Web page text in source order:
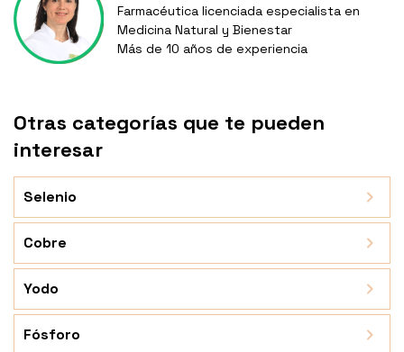
Farmacéutica licenciada especialista en
Medicina Natural y Bienestar
Más de 10 años de experiencia
Otras categorías que te pueden
interesar
Selenio
Cobre
Yodo
Fósforo